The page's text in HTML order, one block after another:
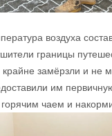
воздуха
границы
замёрзли и не
им
чаем и